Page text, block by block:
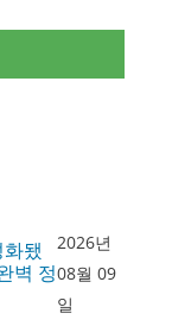
됐
벽 정
2026년
08월 09
일